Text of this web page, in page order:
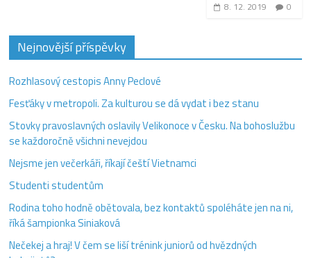
8. 12. 2019 0
Nejnovější příspěvky
Rozhlasový cestopis Anny Peclové
Fesťáky v metropoli. Za kulturou se dá vydat i bez stanu
Stovky pravoslavných oslavily Velikonoce v Česku. Na bohoslužbu
se každoročně všichni nevejdou
Nejsme jen večerkáři, říkají čeští Vietnamci
Studenti studentům
Rodina toho hodně obětovala, bez kontaktů spoléháte jen na ni,
říká šampionka Siniaková
Nečekej a hraj! V čem se liší trénink juniorů od hvězdných